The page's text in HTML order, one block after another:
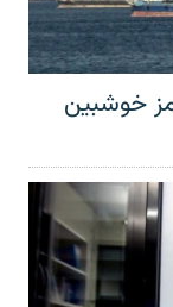
خوشبین